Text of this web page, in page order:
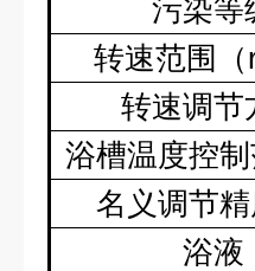
污染等
转速范围（
转速调节
浴槽温度控制
名义调节
浴液